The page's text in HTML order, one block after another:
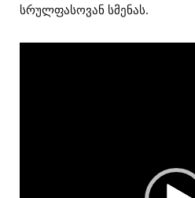
სრულფასოვან სმენას.